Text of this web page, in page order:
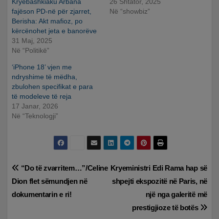
fajëson PD-në për zjarret,
Berisha: Akt mafioz, po
kërcënohet jeta e banorëve
31 Maj, 2025
Në “Politikë”
Në “showbiz”
‘iPhone 18’ vjen me
ndryshime të mëdha,
zbulohen specifikat e para
të modeleve të reja
17 Janar, 2026
Në “Teknologji”
Lëvizje
te
Kryeministri Edi Rama hap së
shpejti ekspozitë në Paris, në
një nga galeritë më
prestigjioze të botës
“Do të zvarritem…”/Celine
Dion flet sëmundjen në
dokumentarin e ri!